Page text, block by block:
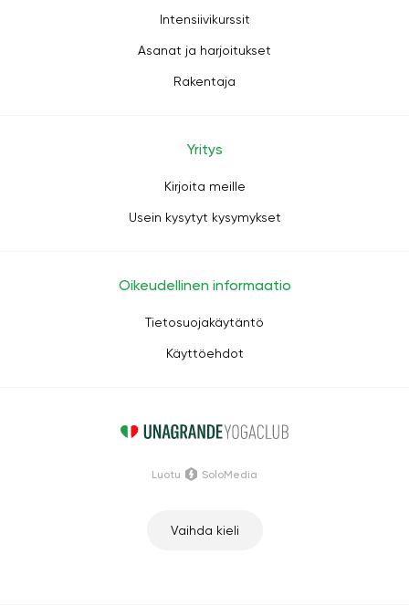
Intensiivikurssit
Asanat ja harjoitukset
Rakentaja
Yritys
Kirjoita meille
Usein kysytyt kysymykset
Oikeudellinen informaatio
Tietosuojakäytäntö
Käyttöehdot
Vaihda kieli
Luotu SoloMedia